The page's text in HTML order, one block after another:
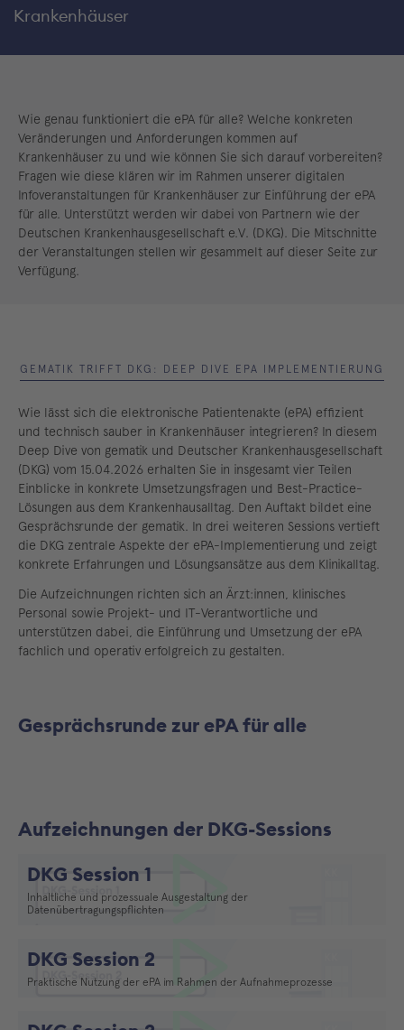
Krankenhäuser
Wie genau funktioniert die ePA für alle? Welche konkreten
Veränderungen und Anforderungen kommen auf
Krankenhäuser zu und wie können Sie sich darauf vorbereiten?
Fragen wie diese klären wir im Rahmen unserer digitalen
Infoveranstaltungen für Krankenhäuser zur Einführung der ePA
für alle. Unterstützt werden wir dabei von Partnern wie der
Deutschen Krankenhausgesellschaft e.V. (DKG). Die Mitschnitte
der Veranstaltungen stellen wir gesammelt auf dieser Seite zur
Verfügung.
GEMATIK TRIFFT DKG: DEEP DIVE EPA IMPLEMENTIERUNG
Wie lässt sich die elektronische Patientenakte (ePA) effizient
und technisch sauber in Krankenhäuser integrieren? In diesem
Deep Dive von gematik und Deutscher Krankenhausgesellschaft
(DKG) vom 15.04.2026 erhalten Sie in insgesamt vier Teilen
Einblicke in konkrete Umsetzungsfragen und Best-Practice-
Lösungen aus dem Krankenhausalltag. Den Auftakt bildet eine
Gesprächsrunde der gematik. In drei weiteren Sessions vertieft
die DKG zentrale Aspekte der ePA-Implementierung und zeigt
konkrete Erfahrungen und Lösungsansätze aus dem Klinikalltag.
Die Aufzeichnungen richten sich an Ärzt:innen, klinisches
Personal sowie Projekt- und IT-Verantwortliche und
unterstützen dabei, die Einführung und Umsetzung der ePA
fachlich und operativ erfolgreich zu gestalten.
Gesprächsrunde zur ePA für alle
Aufzeichnungen der DKG-Sessions
DKG Session 1
Inhaltliche und prozessuale Ausgestaltung der
Datenübertragungspflichten
DKG Session 2
Praktische Nutzung der ePA im Rahmen der Aufnahmeprozesse